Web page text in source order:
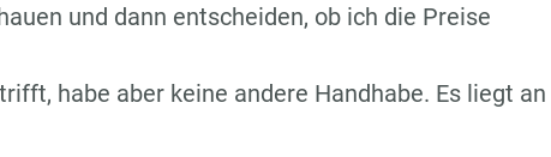
und dann entscheiden, ob ich die Preise
habe aber keine andere Handhabe. Es liegt an